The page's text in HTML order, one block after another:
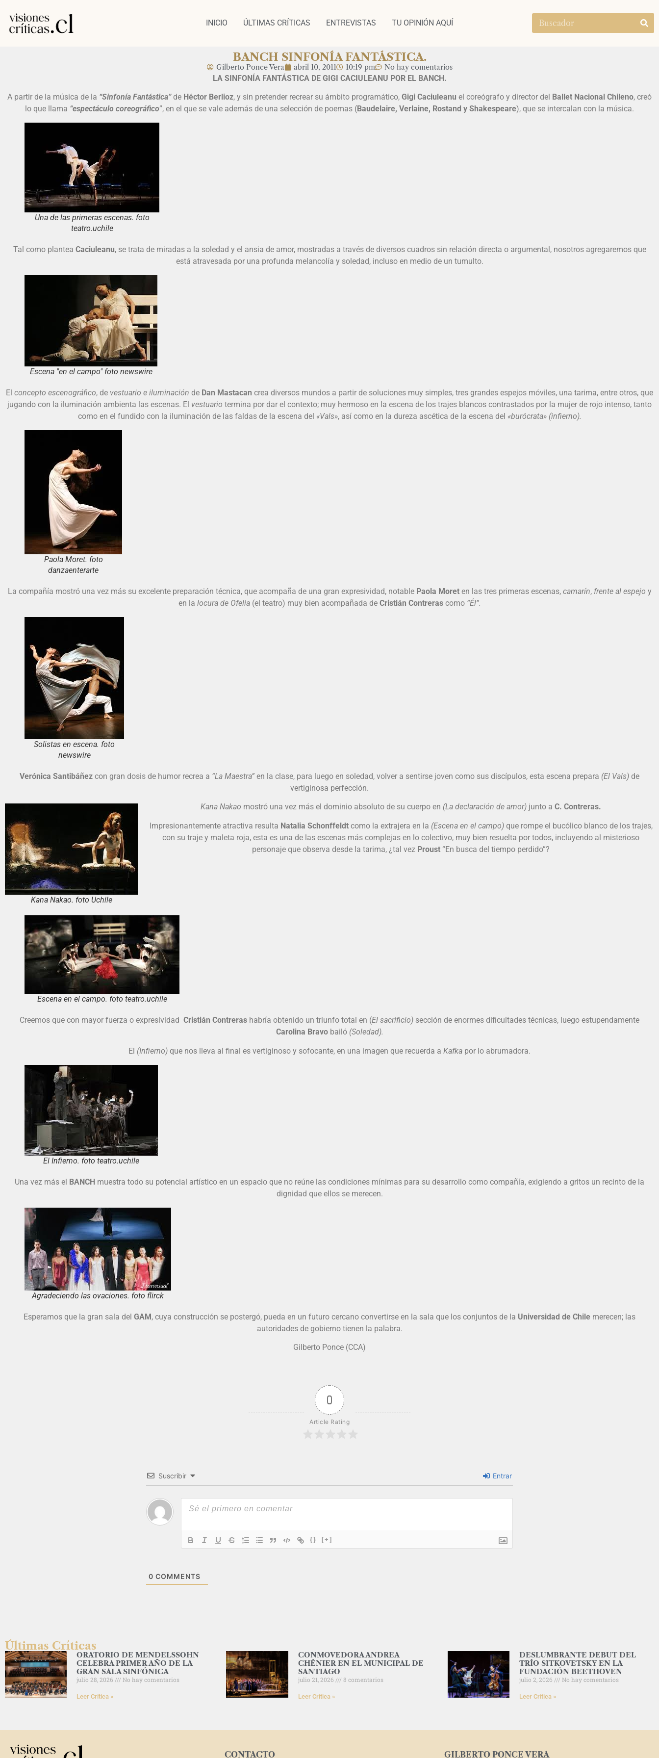
INICIO ÚLTIMAS CRÍTICAS ENTREVISTAS TU OPINIÓN AQUÍ
BANCH SINFONÍA FANTÁSTICA.
Gilberto Ponce Vera abril 10, 2011 10:19 pm No hay comentarios
LA SINFONÍA FANTÁSTICA DE GIGI CACIULEANU POR EL BANCH.
A partir de la música de la “Sinfonía Fantástica”de Héctor Berlioz, y sin pretender recrear su ámbito programático, Gigi Caciuleanu el coreógrafo y director del Ballet Nacional Chileno, creó
lo que llama “espectáculo coreográfico”, en el que se vale además de una selección de poemas (Baudelaire, Verlaine, Rostand y Shakespeare), que se intercalan con la música.
Una de las primeras escenas. foto
teatro.uchile
Tal como plantea Caciuleanu, se trata de miradas a la soledad y el ansia de amor, mostradas a través de diversos cuadros sin relación directa o argumental, nosotros agregaremos que
está atravesada por una profunda melancolía y soledad, incluso en medio de un tumulto.
Escena "en el campo" foto newswire
El concepto escenográfico, de vestuario e iluminación de Dan Mastacan crea diversos mundos a partir de soluciones muy simples, tres grandes espejos móviles, una tarima, entre otros, que
jugando con la iluminación ambienta las escenas. El vestuario termina por dar el contexto; muy hermoso en la escena de los trajes blancos contrastados por la mujer de rojo intenso, tanto
como en el fundido con la iluminación de las faldas de la escena del «Vals», así como en la dureza ascética de la escena del «burócrata» (infierno).
Paola Moret. foto
danzaenterarte
La compañía mostró una vez más su excelente preparación técnica, que acompaña de una gran expresividad, notable Paola Moreten las tres primeras escenas, camarín, frente al espejo y
en la locura de Ofelia(el teatro) muy bien acompañada de Cristián Contreras como “Él”.
Solistas en escena. foto
newswire
Verónica Santibáñez con gran dosis de humor recrea a “La Maestra” en la clase, para luego en soledad, volver a sentirse joven como sus discípulos, esta escena prepara (El Vals) de
vertiginosa perfección.
Kana Nakao. foto Uchile
Kana Nakao mostró una vez más el dominio absoluto de su cuerpo en (La declaración de amor) junto a C. Contreras.
Impresionantemente atractiva resulta Natalia Schonffeldtcomo la extrajera en la (Escena en el campo) que rompe el bucólico blanco de los trajes,
con su traje y maleta roja, esta es una de las escenas más complejas en lo colectivo, muy bien resuelta por todos, incluyendo al misterioso
personaje que observa desde la tarima, ¿tal vez Proust “En busca del tiempo perdido”?
Escena en el campo. foto teatro.uchile
Creemos que con mayor fuerza o expresividad Cristián Contreras habría obtenido un triunfo total en (El sacrificio) sección de enormes dificultades técnicas, luego estupendamente
Carolina Bravobailó (Soledad).
El (Infierno) que nos lleva al final es vertiginoso y sofocante, en una imagen que recuerda a Kafka por lo abrumadora.
El Infierno. foto teatro.uchile
Una vez más el BANCH muestra todo su potencial artístico en un espacio que no reúne las condiciones mínimas para su desarrollo como compañía, exigiendo a gritos un recinto de la
dignidad que ellos se merecen.
Agradeciendo las ovaciones. foto flirck
Esperamos que la gran sala del GAM, cuya construcción se postergó, pueda en un futuro cercano convertirse en la sala que los conjuntos de la Universidad de Chile merecen; las
autoridades de gobierno tienen la palabra.
Gilberto Ponce (CCA)
0
Article Rating
Suscribir Entrar
{} [+]
0 COMMENTS
Últimas Críticas
ORATORIO DE MENDELSSOHN
CELEBRA PRIMER AÑO DE LA
GRAN SALA SINFÓNICA
julio 28, 2026 No hay comentarios
Leer Crítica »
CONMOVEDORA ANDREA
CHÉNIER EN EL MUNICIPAL DE
SANTIAGO
julio 21, 2026 8 comentarios
Leer Crítica »
DESLUMBRANTE DEBUT DEL
TRÍO SITKOVETSKY EN LA
FUNDACIÓN BEETHOVEN
julio 2, 2026 No hay comentarios
Leer Crítica »
CONTACTO GILBERTO PONCE VERA